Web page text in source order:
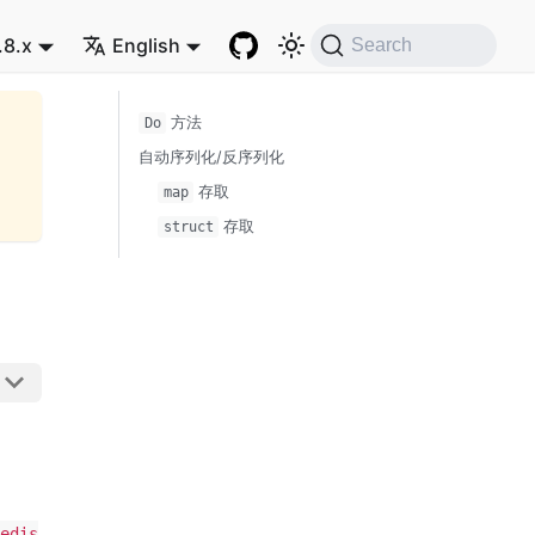
English Search
Do
方法
自动序列化/反序列化
map 存取
struct 存取